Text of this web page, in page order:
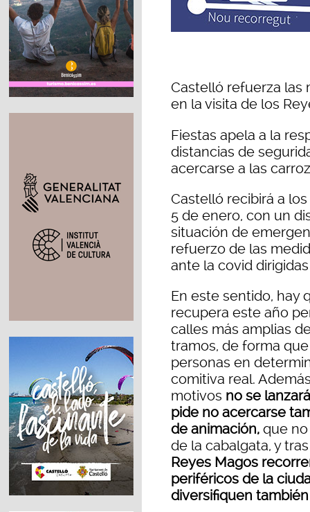
Castelló refuerza las
en la visita de los
Fiestas apela a la
distancias de
acercarse a las
Castelló recibirá a
5 de enero, con un
situación de
refuerzo de las
ante la covid
En este sentido, hay
recupera este año
calles más amplias
tramos, de forma
personas en
comitiva real.
motivos no se
pide no acercarse
de animación, que
de la cabalgata, y
Reyes Magos
periféricos de la
diversifiquen